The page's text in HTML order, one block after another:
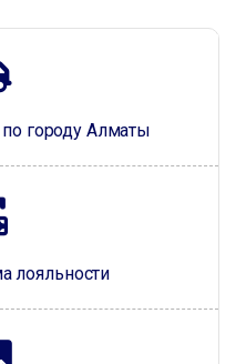
по городу Алматы
лояльности